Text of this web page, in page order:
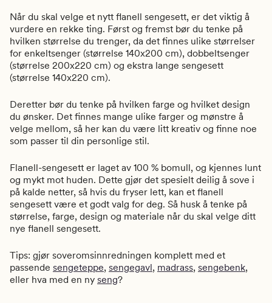
Når du skal velge et nytt flanell sengesett, er det viktig å
vurdere en rekke ting. Først og fremst bør du tenke på
hvilken størrelse du trenger, da det finnes ulike størrelser
for enkeltsenger (størrelse 140x200 cm), dobbeltsenger
(størrelse 200x220 cm) og ekstra lange sengesett
(størrelse 140x220 cm).
Deretter bør du tenke på hvilken farge og hvilket design
du ønsker. Det finnes mange ulike farger og mønstre å
velge mellom, så her kan du være litt kreativ og finne noe
som passer til din personlige stil.
Flanell-sengesett er laget av 100 % bomull, og kjennes lunt
og mykt mot huden. Dette gjør det spesielt deilig å sove i
på kalde netter, så hvis du fryser lett, kan et flanell
sengesett være et godt valg for deg. Så husk å tenke på
størrelse, farge, design og materiale når du skal velge ditt
nye flanell sengesett.
Tips: gjør soveromsinnredningen komplett med et
passende sengeteppe, sengegavl, madrass, sengebenk,
eller hva med en ny seng?